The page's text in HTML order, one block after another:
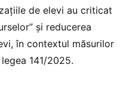
de elevi au criticat
și reducerea
în contextul măsurilor
141/2025.